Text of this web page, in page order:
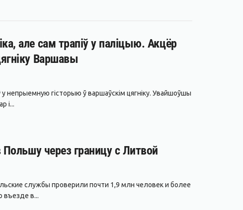
але сам трапіў у паліцыю. Акцёр
Варшавы
непрыемную гісторыю ў варшаўскім цягніку. Увайшоўшы
і...
через границу с Литвой
службы проверили почти 1,9 млн человек и более
въезде в...